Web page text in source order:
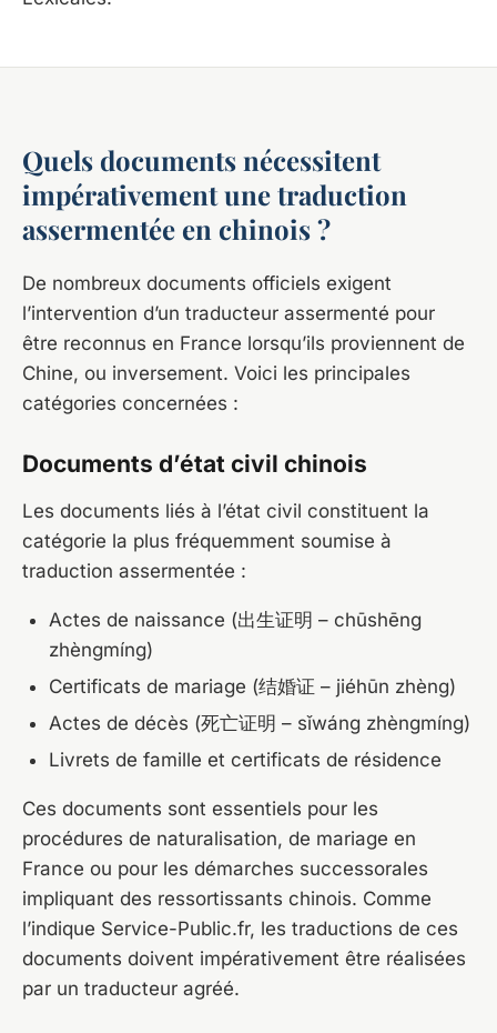
Quels documents nécessitent
impérativement une traduction
assermentée en chinois ?
De nombreux documents officiels exigent
l’intervention d’un traducteur assermenté pour
être reconnus en France lorsqu’ils proviennent de
Chine, ou inversement. Voici les principales
catégories concernées :
Documents d’état civil chinois
Les documents liés à l’état civil constituent la
catégorie la plus fréquemment soumise à
traduction assermentée :
Actes de naissance (出生证明 – chūshēng
zhèngmíng)
Certificats de mariage (结婚证 – jiéhūn zhèng)
Actes de décès (死亡证明 – sǐwáng zhèngmíng)
Livrets de famille et certificats de résidence
Ces documents sont essentiels pour les
procédures de naturalisation, de mariage en
France ou pour les démarches successorales
impliquant des ressortissants chinois. Comme
l’indique Service-Public.fr, les traductions de ces
documents doivent impérativement être réalisées
par un traducteur agréé.